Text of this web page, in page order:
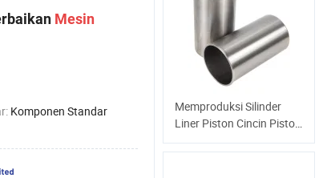
Mesin
Komponen Standar
Prado (D976 /04465)
Pabrik Suku Cadang
Memproduksi Silinder
Liner Piston Cincin Piston
untuk Toyota 3L/ 5L/ 2L/
3b/ 13b/ 22r